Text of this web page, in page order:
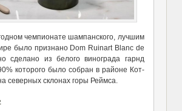
чемпионате шампанского, лучшим
было признано Dom Ruinart Blanc de
сделано из белого винограда гарнд
которого было собран в районе Кот-
северных склонах горы Реймса.